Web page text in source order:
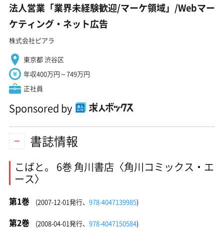
法人営業「業界未経験歓迎/マーケ領域」/Webマー
ケティング・ネット広告
株式会社ピアラ
東京都 渋谷区
年収400万円～749万円
正社員
Sponsored by
書誌情報
こばと。 6巻 角川書店〈角川コミックス・エ
ース〉
第1巻 (2007-12-01発行、 978-4047139985)
第2巻 (2008-04-01発行、 978-4047150584)